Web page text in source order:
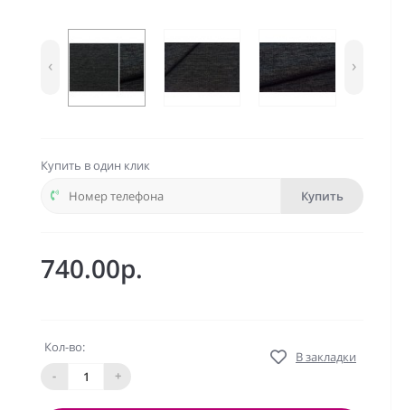
‹ ›
Купить в один клик
Купить
740.00р.
Кол-во:
-
+
В закладки